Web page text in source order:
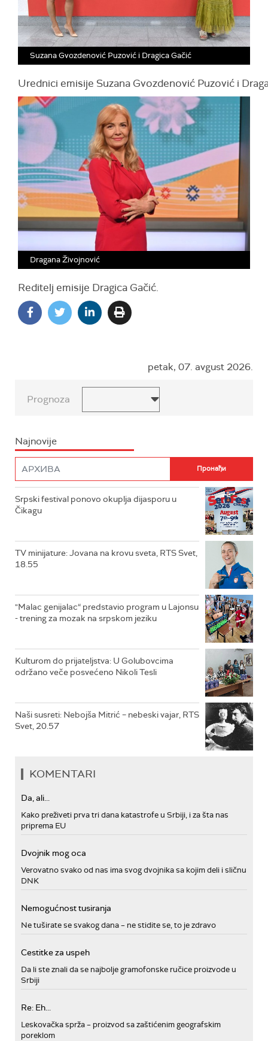
Suzana Gvozdenović Puzović i Dragica Gačić
Urednici emisije Suzana Gvozdenović Puzović i
Dragana Živojnović
Reditelj emisije Dragica Gačić.
petak, 07. avgust 2026.
Prognoza
Najnovije
Srpski festival ponovo okuplja dijasporu u
Čikagu
TV minijature: Jovana na krovu sveta, RTS Svet,
18.55
"Malac genijalac“ predstavio program u Lajonsu
- trening za mozak na srpskom jeziku
Kulturom do prijateljstva: U Golubovcima
održano veče posvećeno Nikoli Tesli
Naši susreti: Nebojša Mitrić – nebeski vajar, RTS
Svet, 20.57
KOMENTARI
Da, ali...
Kako preživeti prva tri dana katastrofe u Srbiji, i za šta nas
priprema EU
Dvojnik mog oca
Verovatno svako od nas ima svog dvojnika sa kojim deli i sličnu
DNK
Nemogućnost tusiranja
Ne tuširate se svakog dana – ne stidite se, to je zdravo
Cestitke za uspeh
Da li ste znali da se najbolje gramofonske ručice proizvode u
Srbiji
Re: Eh...
Leskovačka sprža – proizvod sa zaštićenim geografskim
poreklom